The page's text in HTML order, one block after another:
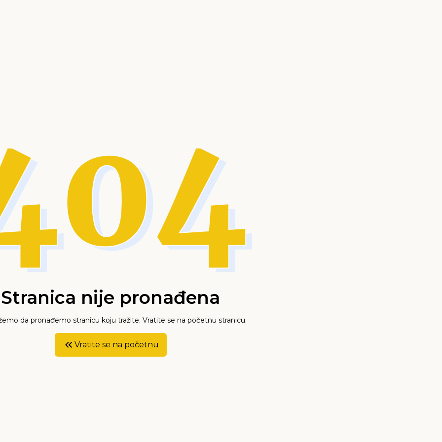
Stranica nije pronađena
da pronađemo stranicu koju tražite. Vratite se na početnu stranicu.
Vratite se na početnu